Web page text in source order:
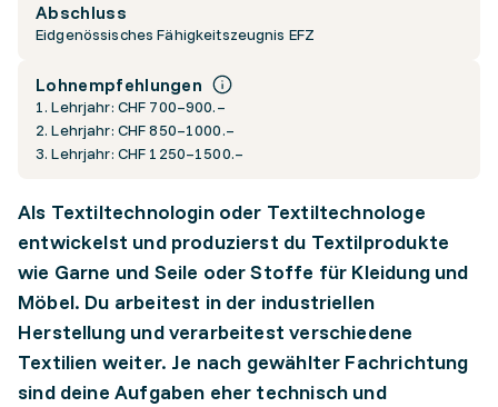
Abschluss
Eidgenössisches Fähigkeitszeugnis EFZ
Lohnempfehlungen
1. Lehrjahr: CHF 700–900.–
2. Lehrjahr: CHF 850–1000.–
3. Lehrjahr: CHF 1250–1500.–
Als Textiltechnologin oder Textiltechnologe
entwickelst und produzierst du Textilprodukte
wie Garne und Seile oder Stoffe für Kleidung und
Möbel. Du arbeitest in der industriellen
Herstellung und verarbeitest verschiedene
Textilien weiter. Je nach gewählter Fachrichtung
sind deine Aufgaben eher technisch und